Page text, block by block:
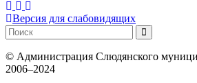
Версия для слабовидящих
© Администрация Слюдянского
2006–2024